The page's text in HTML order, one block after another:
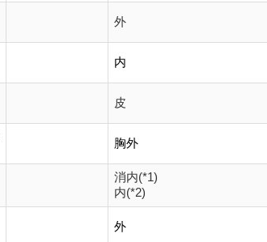
外
内
皮
胸外
消内(*1)
内(*2)
外